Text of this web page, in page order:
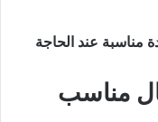
عند الحاجة
مناسب